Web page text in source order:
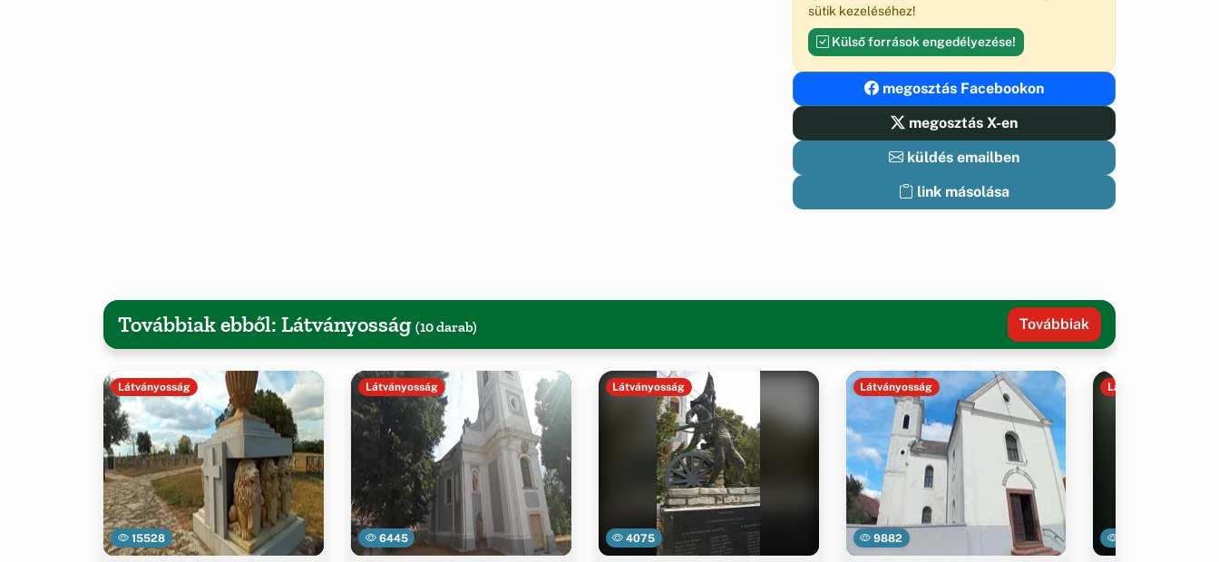
sütik kezeléséhez!
Külső források engedélyezése!
megosztás Facebookon
megosztás X-en
küldés emailben
link másolása
Továbbiak ebből: Látványosság (10 darab) Továbbiak
15528
Látványosság
6445
Látványosság
4075
Látványosság
9882
Látványosság Látványosság